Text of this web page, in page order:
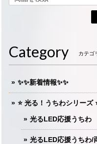
Category カテゴ
✨✨新着情報✨✨
⭐️ 光る！うちわシリーズ
光るLED応援うちわ
光るLED応援うちわ/